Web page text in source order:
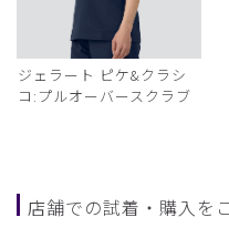
ジェラート ピケ&クラシ
コ:プルオーバースクラブ
店舗での試着・購入を